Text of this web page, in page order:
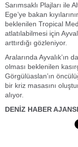
Sarımsaklı Plajları ile
Ege’ye bakan
beklenilen Tropical
atlatılabilmesi için
arttırdığı gözleniyor.
Aralarında Ayvalık’ın
olması beklenilen
Görgülüaslan’ın
bir kriz masasını
alıyor.
DENİZ HABER AJANSI